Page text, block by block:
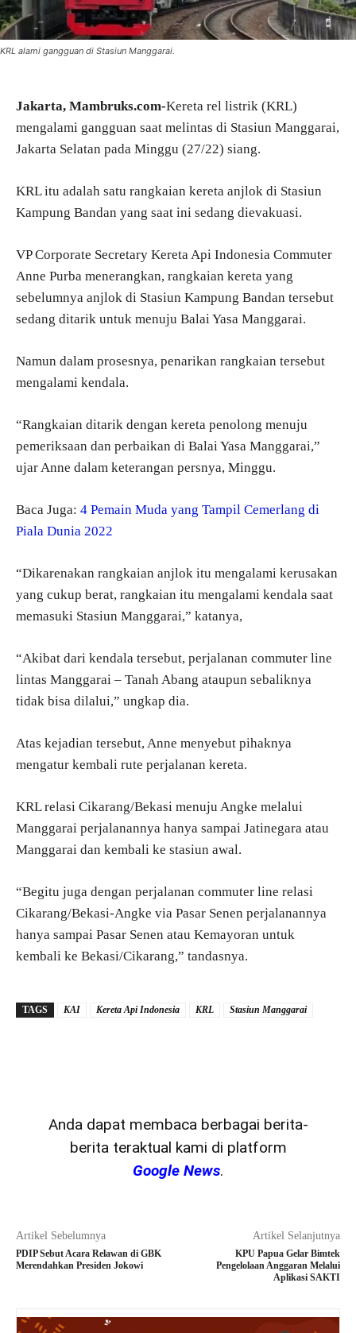
KRL alami gangguan di Stasiun Manggarai.
Jakarta, Mambruks.com-Kereta rel listrik (KRL)
mengalami gangguan saat melintas di Stasiun Manggarai,
Jakarta Selatan pada Minggu (27/22) siang.
KRL itu adalah satu rangkaian kereta anjlok di Stasiun
Kampung Bandan yang saat ini sedang dievakuasi.
VP Corporate Secretary Kereta Api Indonesia Commuter
Anne Purba menerangkan, rangkaian kereta yang
sebelumnya anjlok di Stasiun Kampung Bandan tersebut
sedang ditarik untuk menuju Balai Yasa Manggarai.
Namun dalam prosesnya, penarikan rangkaian tersebut
mengalami kendala.
“Rangkaian ditarik dengan kereta penolong menuju
pemeriksaan dan perbaikan di Balai Yasa Manggarai,”
ujar Anne dalam keterangan persnya, Minggu.
Baca Juga: 4 Pemain Muda yang Tampil Cemerlang di
Piala Dunia 2022
“Dikarenakan rangkaian anjlok itu mengalami kerusakan
yang cukup berat, rangkaian itu mengalami kendala saat
memasuki Stasiun Manggarai,” katanya,
“Akibat dari kendala tersebut, perjalanan commuter line
lintas Manggarai – Tanah Abang ataupun sebaliknya
tidak bisa dilalui,” ungkap dia.
Atas kejadian tersebut, Anne menyebut pihaknya
mengatur kembali rute perjalanan kereta.
KRL relasi Cikarang/Bekasi menuju Angke melalui
Manggarai perjalanannya hanya sampai Jatinegara atau
Manggarai dan kembali ke stasiun awal.
“Begitu juga dengan perjalanan commuter line relasi
Cikarang/Bekasi-Angke via Pasar Senen perjalanannya
hanya sampai Pasar Senen atau Kemayoran untuk
kembali ke Bekasi/Cikarang,” tandasnya.
TAGS KAI Kereta Api Indonesia KRL Stasiun Manggarai
Anda dapat membaca berbagai berita-
berita teraktual kami di platform
Google News.
Artikel Sebelumnya
PDIP Sebut Acara Relawan di GBK
Merendahkan Presiden Jokowi
Artikel Selanjutnya
KPU Papua Gelar Bimtek
Pengelolaan Anggaran Melalui
Aplikasi SAKTI